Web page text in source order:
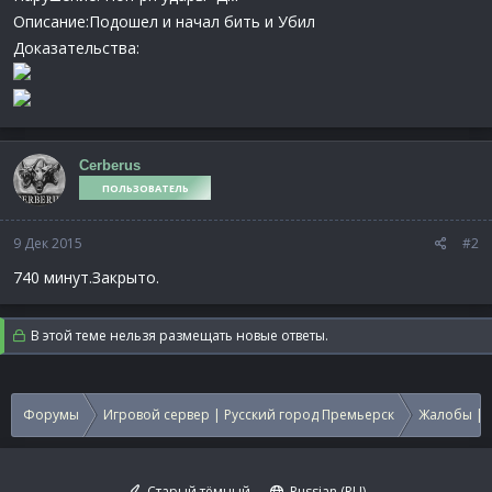
Описание:Подошел и начал бить и Убил
Доказательства:
Cerberus
ПОЛЬЗОВАТЕЛЬ
9 Дек 2015 #2
740 минут.Закрыто.
В этой теме нельзя размещать новые ответы.
Форумы Игровой сервер | Русский город Премьерск Жалобы |